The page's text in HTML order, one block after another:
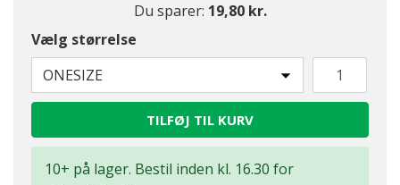
Du sparer: 19,80 kr.
Vælg størrelse
ONESIZE
TILFØJ TIL KURV
10+ på lager. Bestil inden kl. 16.30 for